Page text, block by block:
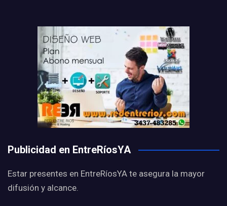
Publicidad en EntreRíosYA
Estar presentes en EntreRíosYA te asegura la mayor
difusión y alcance.